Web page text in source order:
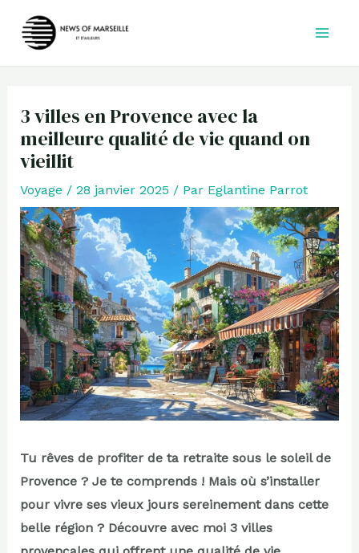
3 villes en Provence avec la
meilleure qualité de vie quand on
vieillit
Voyage / 28 janvier 2025 / Par Eglantine Parrot
Tu rêves de profiter de ta retraite sous le soleil de
Provence ? Je te comprends ! Mais où s’installer
pour vivre ses vieux jours sereinement dans cette
belle région ? Découvre avec moi 3 villes